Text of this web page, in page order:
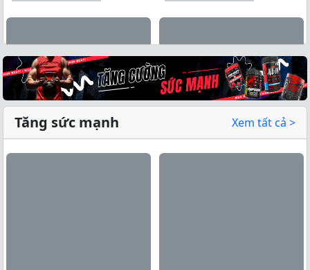
Xem tất cả →
Tăng sức mạnh Xem tất cả >